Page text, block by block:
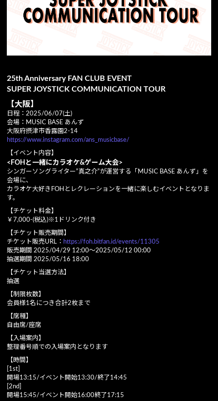
25th Anniversary FAN CLUB EVENT
SUPER JOYSTICK COMMUNICATION TOUR
【大阪】
日程：2025/06/07(土)
会場：MUSIC BASE あんず
大阪府摂津市香露園2-14
https://www.instagram.com/ans_musicbase/
【イベント内容】
<FOHと一緒にカラオケ&ゲーム大会>
シンガーソングライター”真之介”が運営する「MUSIC BASE あんず」を
会場に、
カラオケ大好きFOHとレクレーションを一緒に楽しむイベントとなりま
す。
【チケット料金】
￥7,000-(税込)※1ドリンク付き
【チケット販売期間】
チケット販売URL： https://foh.bitfan.id/events/11305
販売期間 2025/04/29 12:00〜2025/05/12 00:00
抽選期間 2025/05/16 18:00
【チケット当選方法】
抽選
【制限枚数】
会員様1名につき合計2枚まで
【席種】
自由席/座席
【入場案内】
整理番号順での入場案内となります
【時間】
[1st]
開場13:15/イベント開始13:30/終了14:45
[2nd]
開場15:45/イベント開始16:00終了17:15